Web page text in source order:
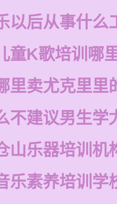
以后从事什么
童K歌培训哪
里卖尤克里里
不建议男生学
山乐器培训机
乐素养培训学